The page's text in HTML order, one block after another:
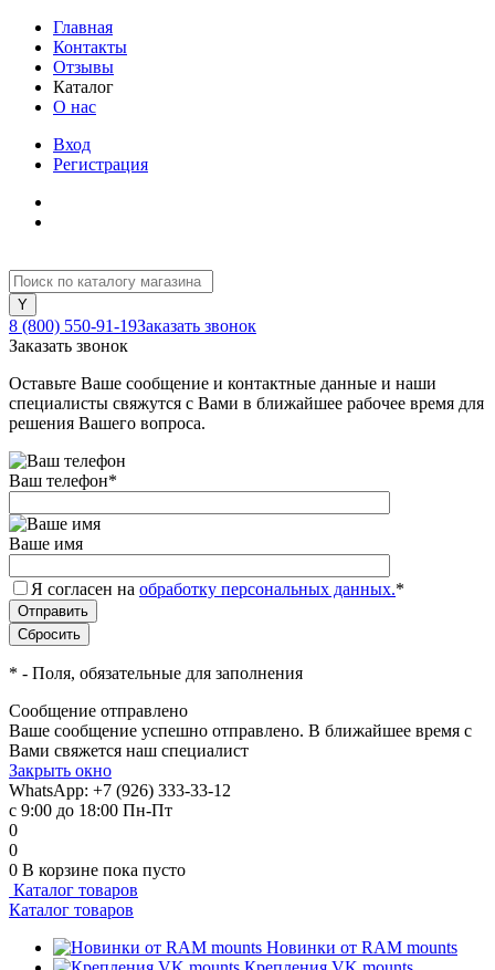
Главная
Контакты
Отзывы
Каталог
О нас
Вход
Регистрация
8 (800) 550-91-19Заказать звонок
Заказать звонок
Оставьте Ваше сообщение и контактные данные и наши
специалисты свяжутся с Вами в ближайшее рабочее время для
решения Вашего вопроса.
Ваш телефон*
Ваше имя
Я согласен на обработку персональных данных.*
* - Поля, обязательные для заполнения
Сообщение отправлено
Ваше сообщение успешно отправлено. В ближайшее время с
Вами свяжется наш специалист
Закрыть окно
WhatsApp: +7 (926) 333-33-12
с 9:00 до 18:00 Пн-Пт
0
0
0 В корзине пока пусто
Каталог товаров
Каталог товаров
Новинки от RAM mounts